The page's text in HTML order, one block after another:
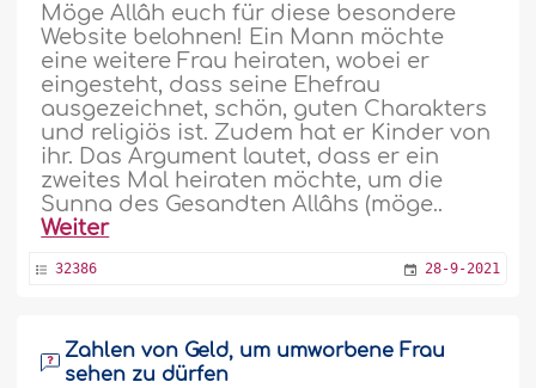
Möge Allâh euch für diese besondere
Website belohnen! Ein Mann möchte
eine weitere Frau heiraten, wobei er
eingesteht, dass seine Ehefrau
ausgezeichnet, schön, guten Charakters
und religiös ist. Zudem hat er Kinder von
ihr. Das Argument lautet, dass er ein
zweites Mal heiraten möchte, um die
Sunna des Gesandten Allâhs (möge..
Weiter
32386 28-9-2021
Zahlen von Geld, um umworbene Frau
sehen zu dürfen